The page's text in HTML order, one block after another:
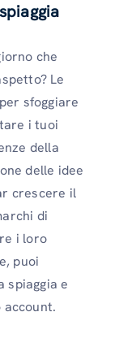
che
Le
sfoggiare
i tuoi
della
delle idee
crescere il
di
i loro
puoi
spiaggia e